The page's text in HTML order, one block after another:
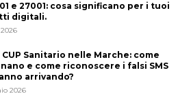
e 27001: cosa significano per i tuoi
digitali.
Sanitario nelle Marche: come
e come riconoscere i falsi SMS
arrivando?
2026